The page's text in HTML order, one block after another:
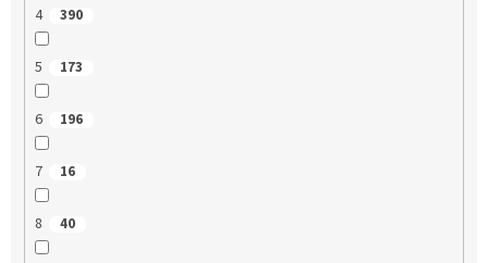
4 390
5 173
6 196
7 16
8 40